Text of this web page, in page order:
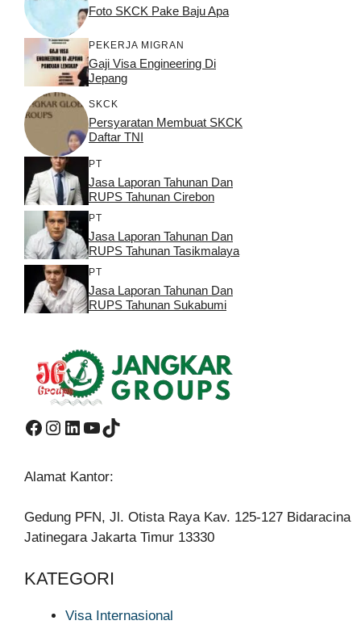
Foto SKCK Pake Baju Apa
PEKERJA MIGRAN
Gaji Visa Engineering Di
Jepang
SKCK
Persyaratan Membuat SKCK
Daftar TNI
PT
Jasa Laporan Tahunan Dan
RUPS Tahunan Cirebon
PT
Jasa Laporan Tahunan Dan
RUPS Tahunan Tasikmalaya
PT
Jasa Laporan Tahunan Dan
RUPS Tahunan Sukabumi
Facebook
Instagram
LinkedIn
YouTube
TikTok
Alamat Kantor:
Gedung PFN, Jl. Otista Raya Kav. 125-127 Bidaracina
Jatinegara Jakarta Timur 13330
KATEGORI
Visa Internasional